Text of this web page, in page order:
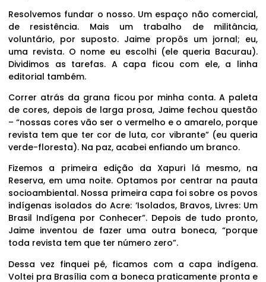
Resolvemos fundar o nosso. Um espaço não comercial,
de resistência. Mais um trabalho de militância,
voluntário, por suposto. Jaime propôs um jornal; eu,
uma revista. O nome eu escolhi (ele queria Bacurau).
Dividimos as tarefas. A capa ficou com ele, a linha
editorial também.
Correr atrás da grana ficou por minha conta. A paleta
de cores, depois de larga prosa, Jaime fechou questão
– “nossas cores vão ser o vermelho e o amarelo, porque
revista tem que ter cor de luta, cor vibrante” (eu queria
verde-floresta). Na paz, acabei enfiando um branco.
Fizemos a primeira edição da Xapuri lá mesmo, na
Reserva, em uma noite. Optamos por centrar na pauta
socioambiental. Nossa primeira capa foi sobre os povos
indígenas isolados do Acre: ‘Isolados, Bravos, Livres: Um
Brasil Indígena por Conhecer”. Depois de tudo pronto,
Jaime inventou de fazer uma outra boneca, “porque
toda revista tem que ter número zero”.
Dessa vez finquei pé, ficamos com a capa indígena.
Voltei pra Brasília com a boneca praticamente pronta e